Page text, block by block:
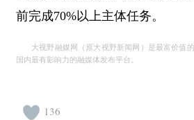
前完成70%以上主体任务。
大视野融媒网（原大视野新闻网）是最富价值
国内最有影响力的融媒体发布平台。
136